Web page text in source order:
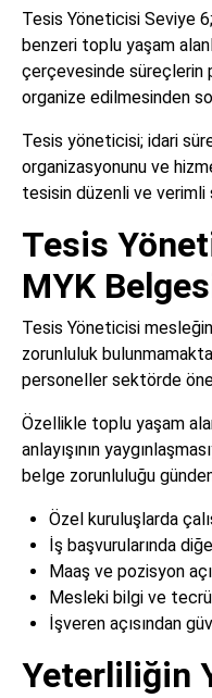
Tesis Yöneticisi Seviye
benzeri toplu yaşam
çerçevesinde süreçlerin
organize edilmesinden
Tesis yöneticisi; idari
organizasyonunu ve
tesisin düzenli ve
Tesis
MYK
Tesis Yöneticisi
zorunluluk
personeller sektörde
Özellikle toplu yaşam
anlayışının
belge zorunluluğu
Özel kuruluşlarda
İş başvurularında
Maaş ve pozisyon
Mesleki bilgi ve
İşveren açısından
Yeterliliğin